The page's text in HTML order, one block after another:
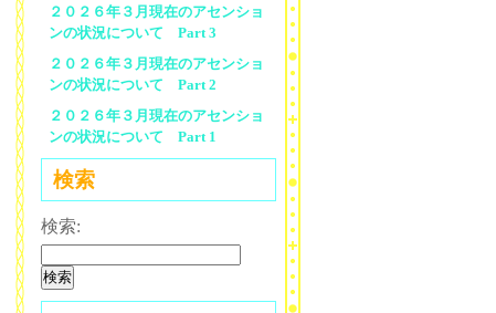
２０２６年３月現在のアセンショ
ンの状況について Part 3
２０２６年３月現在のアセンショ
ンの状況について Part 2
２０２６年３月現在のアセンショ
ンの状況について Part 1
検索
検索: